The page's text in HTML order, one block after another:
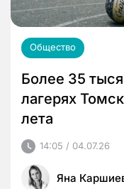
Общество
Более 35
лагерях
лета
14:05 / 04.07.26
Яна